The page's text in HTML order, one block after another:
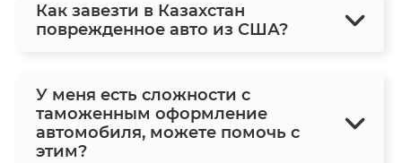
Как завезти в Казахстан
поврежденное авто из США?
У меня есть сложности с
таможенным оформление
автомобиля, можете помочь с
этим?